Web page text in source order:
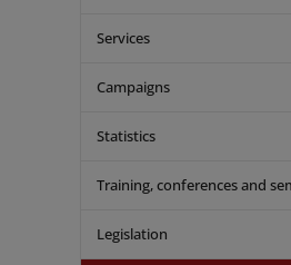
Services
Campaigns
Statistics
Training, conferences and
Legislation